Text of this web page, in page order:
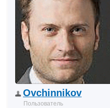
Ovchinnikov
Пользователь